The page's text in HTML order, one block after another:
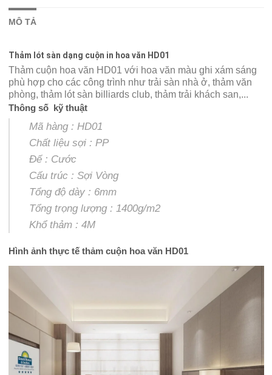
MÔ TẢ
Thảm lót sàn dạng cuộn in hoa văn HD01
Thảm cuộn hoa văn HD01 với hoa văn màu ghi xám sáng
phù hợp cho các công trình như trải sàn nhà ở, thảm văn
phòng, thảm lót sàn billiards club, thảm trải khách san,...
Thông số kỹ thuật
Mã hàng : HD01
Chất liệu sợi : PP
Đế : Cước
Cấu trúc : Sợi Vòng
Tổng độ dày : 6mm
Tổng trọng lượng : 1400g/m2
Khổ thảm : 4M
Hình ảnh thực tế thảm cuộn hoa văn HD01